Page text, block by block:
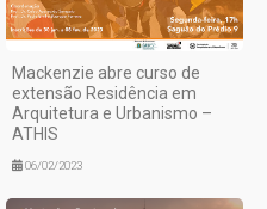
Mackenzie abre curso de
extensão Residência em
Arquitetura e Urbanismo –
ATHIS
06/02/2023